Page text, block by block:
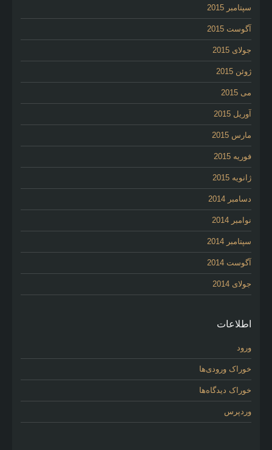
سپتامبر 2015
آگوست 2015
جولای 2015
ژوئن 2015
می 2015
آوریل 2015
مارس 2015
فوریه 2015
ژانویه 2015
دسامبر 2014
نوامبر 2014
سپتامبر 2014
آگوست 2014
جولای 2014
اطلاعات
ورود
خوراک ورودی‌ها
خوراک دیدگاه‌ها
وردپرس